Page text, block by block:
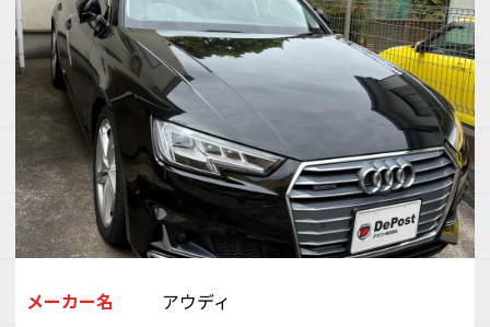
メーカー名
アウディ